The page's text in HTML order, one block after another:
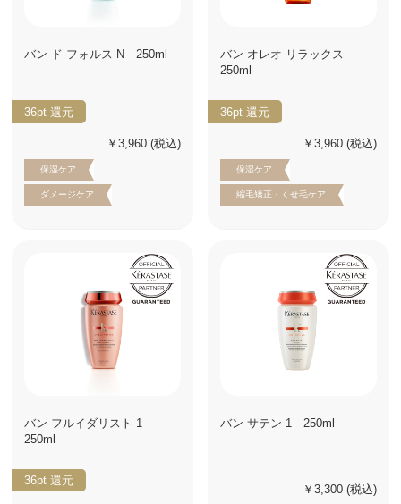
バン ド フォルス N 250ml
36pt 還元
￥3,960 (税込)
保湿ケア
ダメージケア
バン オレオ リラックス
250ml
36pt 還元
￥3,960 (税込)
保湿ケア
縮毛矯正・くせ毛ケア
バン フルイダリスト 1
250ml
36pt 還元
バン サテン 1 250ml
￥3,300 (税込)